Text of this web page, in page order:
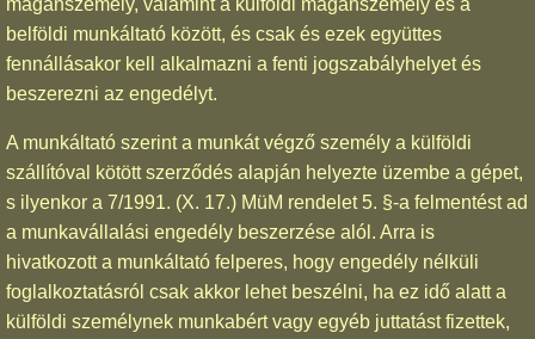
belföldi munkáltató között, és csak és ezek együttes
fennállásakor kell alkalmazni a fenti jogszabályhelyet és
beszerezni az engedélyt.
A munkáltató szerint a munkát végző személy a külföldi
szállítóval kötött szerződés alapján helyezte üzembe a gépet,
s ilyenkor a 7/1991. (X. 17.) MüM rendelet 5. §-a felmentést ad
a munkavállalási engedély beszerzése alól. Arra is
hivatkozott a munkáltató felperes, hogy engedély nélküli
foglalkoztatásról csak akkor lehet beszélni, ha ez idő alatt a
külföldi személynek munkabért vagy egyéb juttatást fizettek,